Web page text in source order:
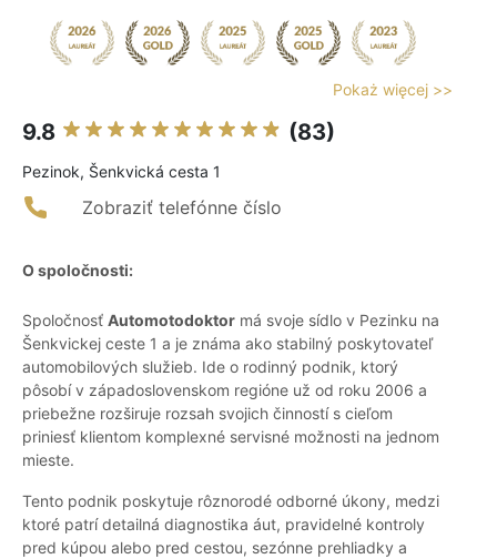
Pokaż więcej >>
9.8 (83)
Pezinok, Šenkvická cesta 1
Zobraziť telefónne číslo
O spoločnosti:
Spoločnosť Automotodoktor má svoje sídlo v Pezinku na
Šenkvickej ceste 1 a je známa ako stabilný poskytovateľ
automobilových služieb. Ide o rodinný podnik, ktorý
pôsobí v západoslovenskom regióne už od roku 2006 a
priebežne rozširuje rozsah svojich činností s cieľom
priniesť klientom komplexné servisné možnosti na jednom
mieste.
Tento podnik poskytuje rôznorodé odborné úkony, medzi
ktoré patrí detailná diagnostika áut, pravidelné kontroly
pred kúpou alebo pred cestou, sezónne prehliadky a